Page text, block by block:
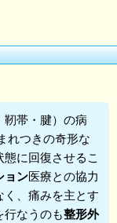
靭帯・腱）の病
れつきの奇形な
に回復させるこ
ョン医療との協力
、痛みを主とす
行なうのも整形外